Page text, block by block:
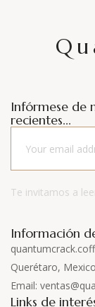
Infórmese de
recientes...
Te invitamos a
Información
Querétaro,
Email:
Links de